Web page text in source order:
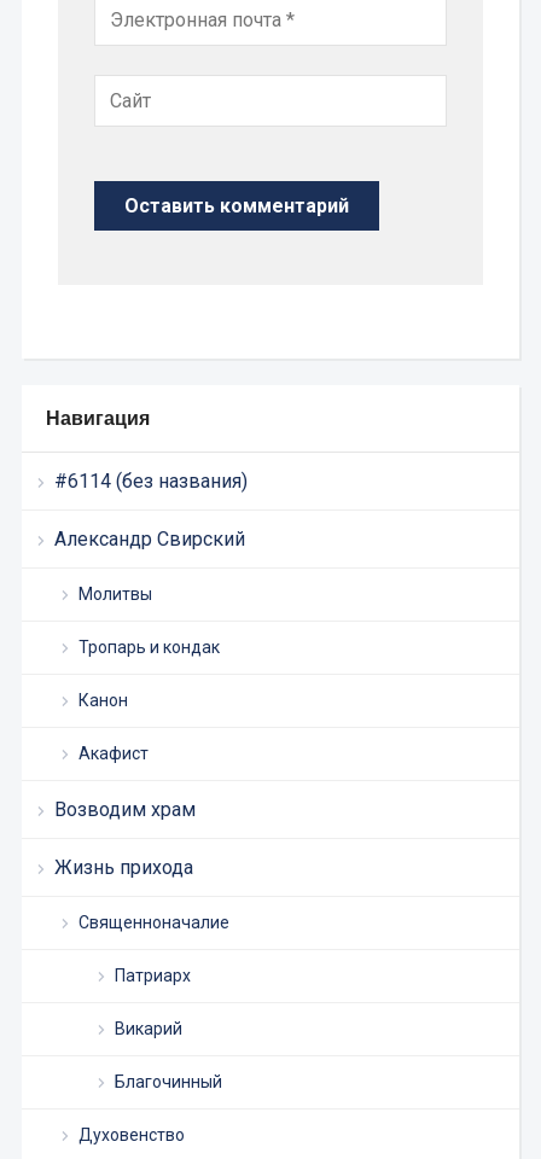
Навигация
#6114 (без названия)
Александр Свирский
Молитвы
Тропарь и кондак
Канон
Акафист
Возводим храм
Жизнь прихода
Священноначалие
Патриарх
Викарий
Благочинный
Духовенство